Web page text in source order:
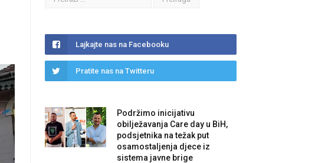
Lajkajte nas na Facebooku
Pratite nas na Twitteru
Podržimo inicijativu
obilježavanja Care day u BiH,
podsjetnika na težak put
osamostaljenja djece iz
sistema javne brige